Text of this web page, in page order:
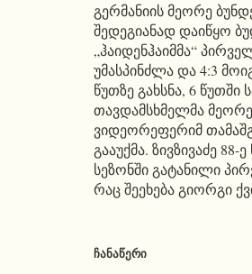
გერმანიის მეორე
შედეგიანად დაიწყო
„ჰაიდენჰაიმმა“
უმასპინძლა და 4:3
წუთზე გახსნა, 6
თავდამსხმელმა
ვიდეორეფერიმ
გააუქმა. ზივზივაძე
სეზონში გატანილი
რაც შეეხება გიორგი
ᲩᲐᲜᲐᲬᲔᲠᲘ